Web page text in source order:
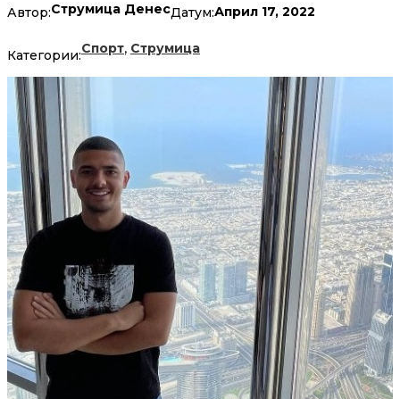
Автор:Струмица ДенесДатум:Април 17, 2022
Категории:Спорт, Струмица